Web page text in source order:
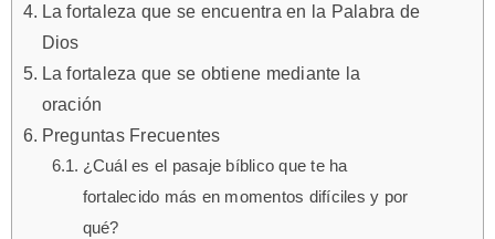
La fortaleza que se encuentra en la Palabra de
Dios
La fortaleza que se obtiene mediante la
oración
Preguntas Frecuentes
¿Cuál es el pasaje bíblico que te ha
fortalecido más en momentos difíciles y por
qué?